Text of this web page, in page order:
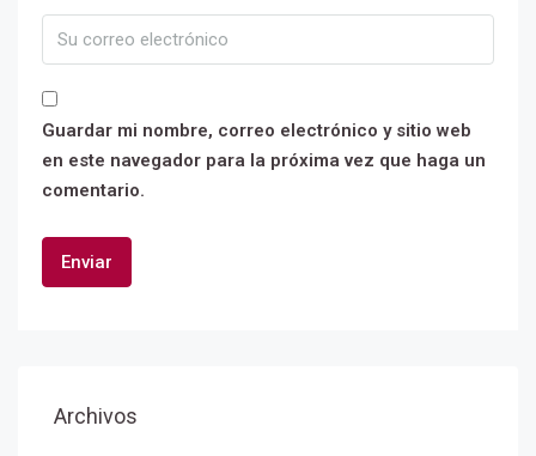
Guardar mi nombre, correo electrónico y sitio web
en este navegador para la próxima vez que haga un
comentario.
Archivos